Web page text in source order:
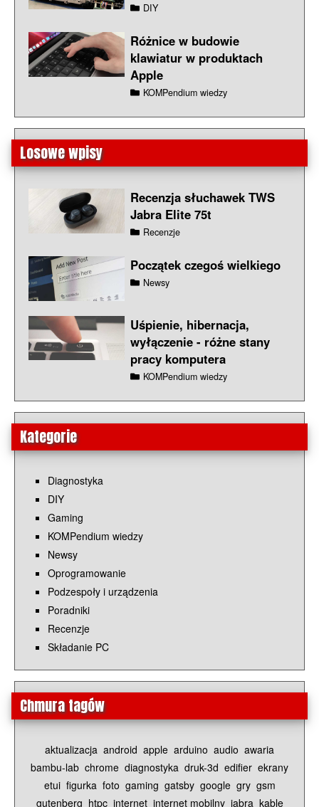
DIY
Różnice w budowie
klawiatur w produktach
Apple
KOMPendium wiedzy
Losowe wpisy
Recenzja słuchawek TWS
Jabra Elite 75t
Recenzje
Początek czegoś wielkiego
Newsy
Uśpienie, hibernacja,
wyłączenie - różne stany
pracy komputera
KOMPendium wiedzy
Kategorie
Diagnostyka
DIY
Gaming
KOMPendium wiedzy
Newsy
Oprogramowanie
Podzespoły i urządzenia
Poradniki
Recenzje
Składanie PC
Chmura tagów
aktualizacja android apple arduino audio awaria
bambu-lab chrome diagnostyka druk-3d edifier ekrany
etui figurka foto gaming gatsby google gry gsm
gutenberg htpc internet internet mobilny jabra kable